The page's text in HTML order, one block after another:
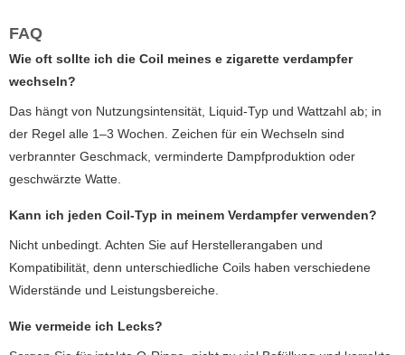
FAQ
Wie oft sollte ich die Coil meines e zigarette verdampfer
wechseln?
Das hängt von Nutzungsintensität, Liquid-Typ und Wattzahl ab; in
der Regel alle 1–3 Wochen. Zeichen für ein Wechseln sind
verbrannter Geschmack, verminderte Dampfproduktion oder
geschwärzte Watte.
Kann ich jeden Coil-Typ in meinem Verdampfer verwenden?
Nicht unbedingt. Achten Sie auf Herstellerangaben und
Kompatibilität, denn unterschiedliche Coils haben verschiedene
Widerstände und Leistungsbereiche.
Wie vermeide ich Lecks?